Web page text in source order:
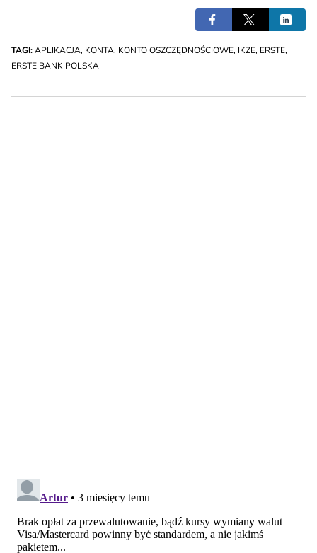
TAGI:APLIKACJA, KONTA, KONTO OSZCZĘDNOŚCIOWE, IKZE, ERSTE,
ERSTE BANK POLSKA